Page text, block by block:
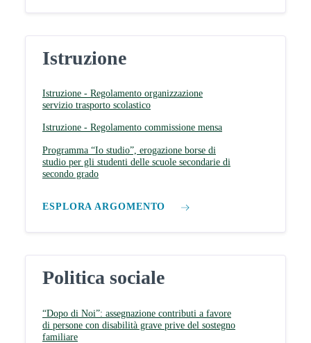
Istruzione
Istruzione - Regolamento organizzazione
servizio trasporto scolastico
Istruzione - Regolamento commissione mensa
Programma “Io studio”, erogazione borse di
studio per gli studenti delle scuole secondarie di
secondo grado
ESPLORA ARGOMENTO
Politica sociale
“Dopo di Noi”: assegnazione contributi a favore
di persone con disabilità grave prive del sostegno
familiare